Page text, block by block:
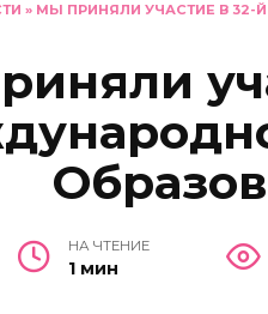
» МЫ ПРИНЯЛИ УЧАСТИЕ В
НА ЧТЕНИЕ
1 мин